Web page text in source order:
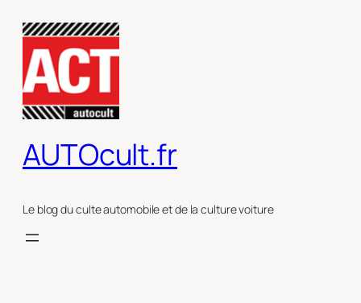
contenu
AUTOcult.fr
Le blog du culte automobile et de la culture voiture